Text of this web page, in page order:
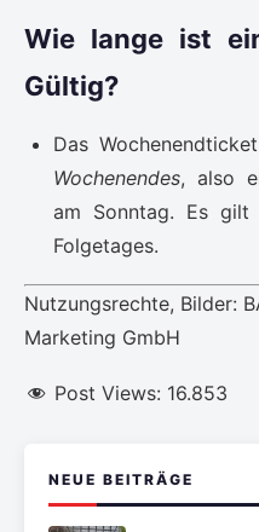
Wie lange ist
Gültig?
Das
Wochenendes, also
am Sonntag. Es
Folgetages.
Nutzungsrechte, Bilder:
Marketing GmbH
Post Views: 16.853
NEUE BEITRÄGE